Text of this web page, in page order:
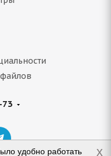
удобно работать x